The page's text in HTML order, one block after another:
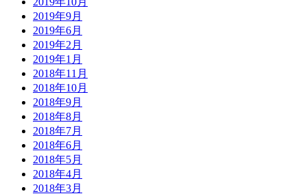
2019年9月
2019年6月
2019年2月
2019年1月
2018年11月
2018年10月
2018年9月
2018年8月
2018年7月
2018年6月
2018年5月
2018年4月
2018年3月